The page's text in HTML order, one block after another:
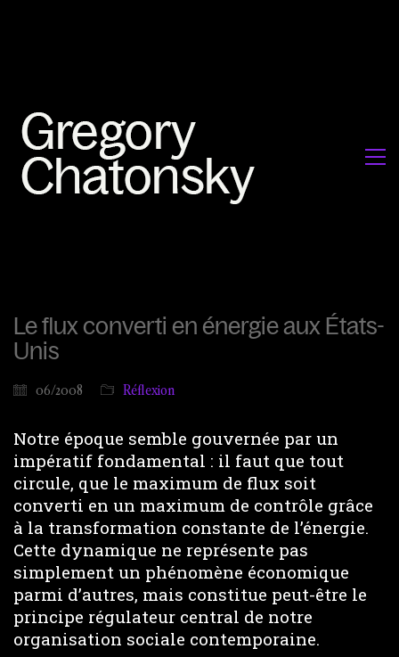
Le flux converti en énergie aux États-
Unis
06/2008 Réflexion
Notre époque semble gouvernée par un
impératif fondamental : il faut que tout
circule, que le maximum de flux soit
converti en un maximum de contrôle grâce
à la transformation constante de l’énergie.
Cette dynamique ne représente pas
simplement un phénomène économique
parmi d’autres, mais constitue peut-être le
principe régulateur central de notre
organisation sociale contemporaine.